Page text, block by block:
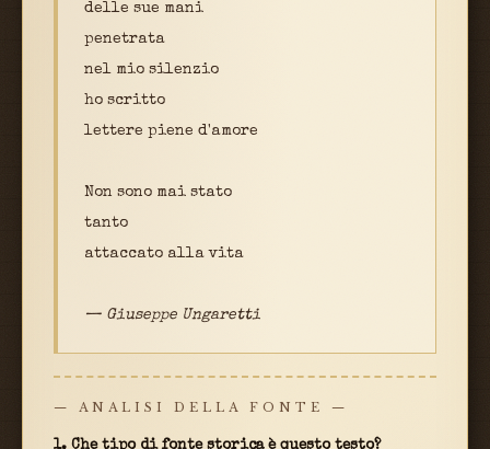
delle sue mani
penetrata
nel mio silenzio
ho scritto
lettere piene d'amore
Non sono mai stato
tanto
attaccato alla vita
— Giuseppe Ungaretti
— ANALISI DELLA FONTE —